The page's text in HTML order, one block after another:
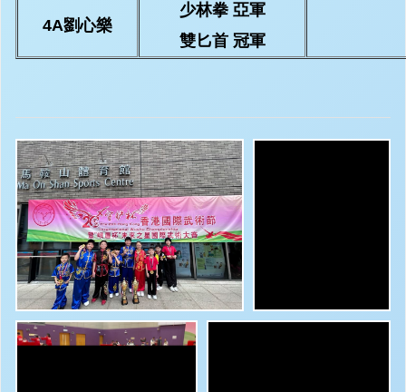
4A劉心樂
少林拳 亞軍
雙匕首 冠軍